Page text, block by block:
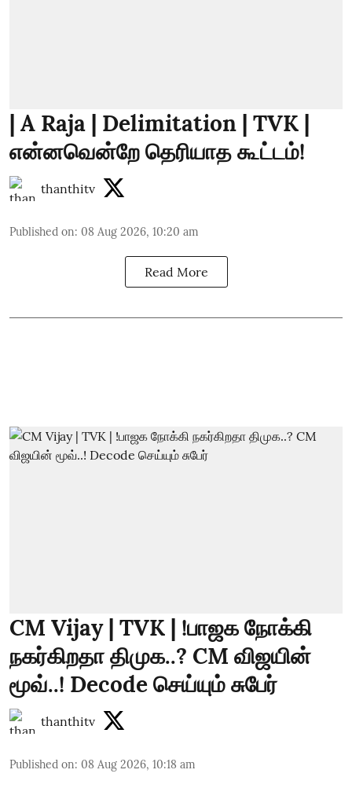
| A Raja | Delimitation | TVK |
என்னவென்றே தெரியாத கூட்டம்!
thanthitv
Published on: 08 Aug 2026, 10:20 am
Read More
CM Vijay | TVK | !பாஜக நோக்கி
நகர்கிறதா திமுக..? CM விஜயின்
மூவ்..! Decode செய்யும் சுபேர்
thanthitv
Published on: 08 Aug 2026, 10:18 am